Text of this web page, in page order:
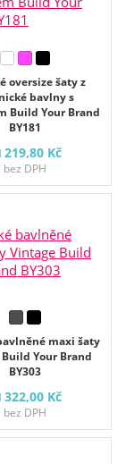
oversize šaty z
bavlny s
Build Your Brand
BY181
219,80 Kč
bez DPH
maxi šaty
Your Brand
BY303
322,00 Kč
bez DPH